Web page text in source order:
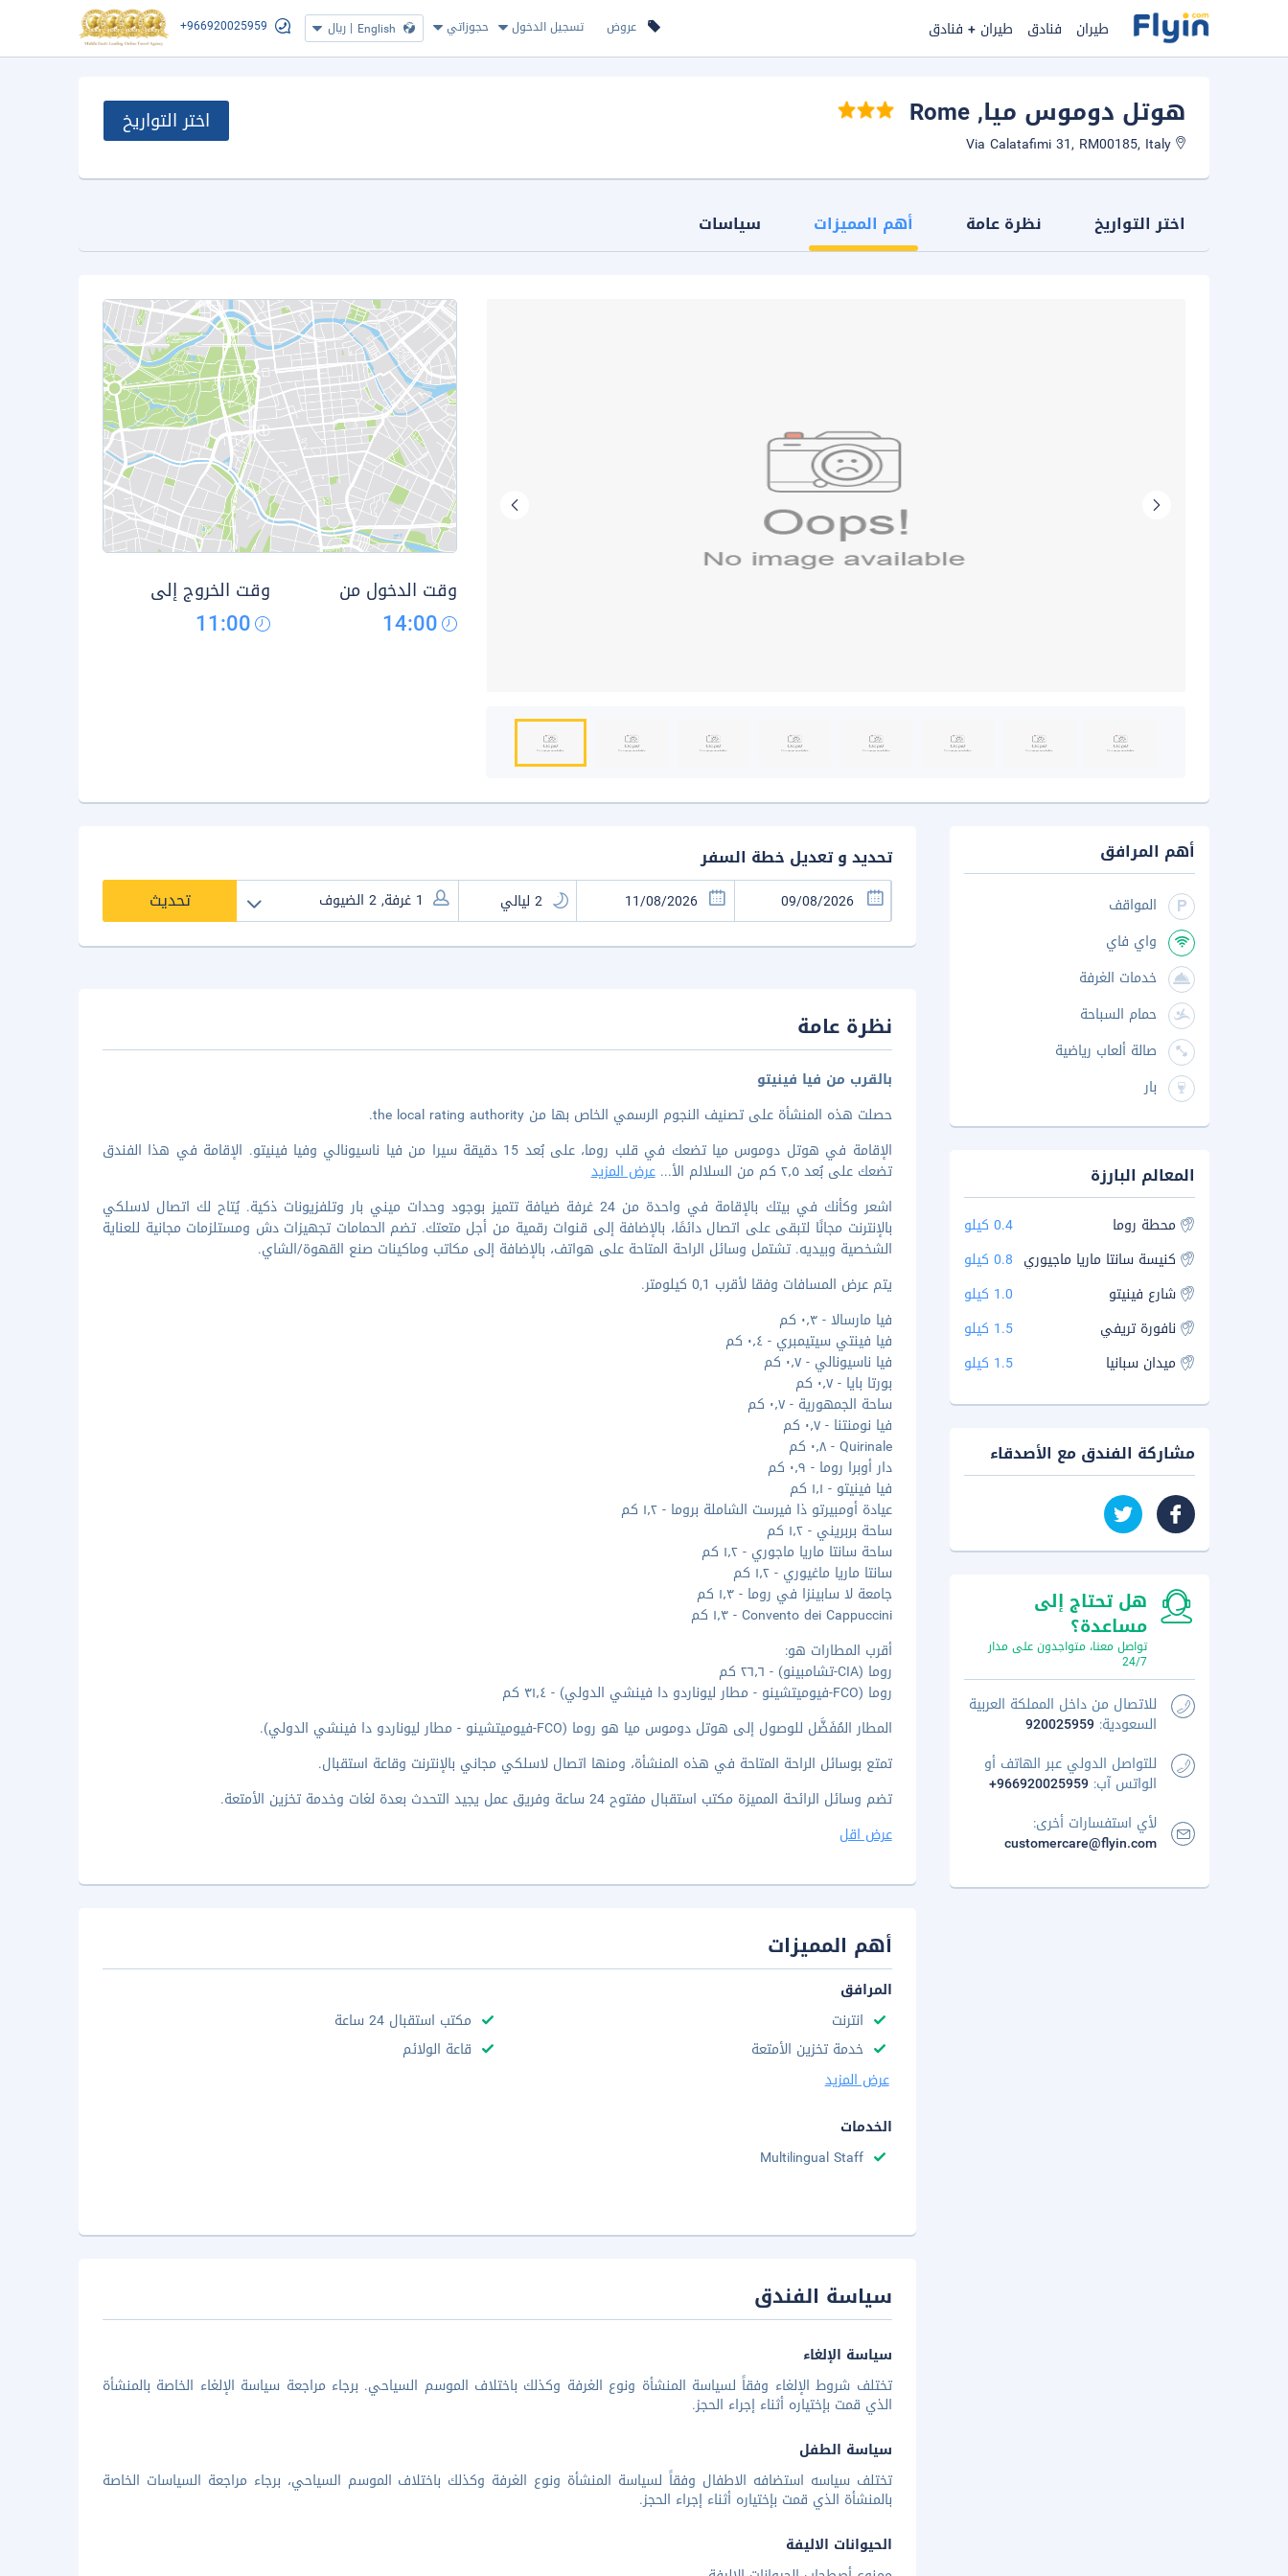
عروض تسجيل الدخول حجوزاتي English
| ريال +966920025959 طيران فنادق طيران + فنادق
هوتل دوموس ميا, Rome اختر التواريخ
اختر التواريخ نظرة عامة أهم المميزات سياسات
وقت الدخول من
14:00
وقت الخروج إلى
11:00
تحديد و تعديل خطة السفر
تحديث
نظرة عامة
بالقرب من فيا فينيتو
حصلت هذه المنشأة على تصنيف النجوم الرسمي الخاص بها من the local rating authority.
الإقامة في هوتل دوموس ميا تضعك في قلب روما، على بُعد 15 دقيقة سيرا من فيا ناسيونالي وفيا فينيتو. الإقامة في هذا الفندق
تضعك على بُعد ٢٫٥ كم من السلالم الأ
...عرض المزيد
اشعر وكأنك في بيتك بالإقامة في واحدة من 24 غرفة ضيافة تتميز بوجود وحدات ميني بار وتلفزيونات ذكية. يُتاح لك اتصال لاسلكي
بالإنترنت مجانًا لتبقى على اتصال دائمًا، بالإضافة إلى قنوات رقمية من أجل متعتك. تضم الحمامات تجهيزات دش ومستلزمات مجانية للعناية
الشخصية وبيديه. تشتمل وسائل الراحة المتاحة على هواتف، بالإضافة إلى مكاتب وماكينات صنع القهوة/الشاي.
يتم عرض المسافات وفقا لأقرب 0,1 كيلومتر.
فيا مارسالا - ٠٫٣ كم
فيا فينتي سيتيمبري - ٠٫٤ كم
فيا ناسيونالي - ٠٫٧ كم
بورتا بايا - ٠٫٧ كم
ساحة الجمهورية - ٠٫٧ كم
فيا نومنتنا - ٠٫٧ كم
Quirinale - ٠٫٨ كم
دار أوبرا روما - ٠٫٩ كم
فيا فينيتو - ١٫١ كم
عيادة أومبيرتو ذا فيرست الشاملة بروما - ١٫٢ كم
ساحة بربريني - ١٫٢ كم
ساحة سانتا ماريا ماجوري - ١٫٢ كم
سانتا ماريا ماغيوري - ١٫٢ كم
جامعة لا سابينزا في روما - ١٫٣ كم
Convento dei Cappuccini - ١٫٣ كم
أقرب المطارات هو:
روما (CIA-تشامبينو) - ٢٦٫٦ كم
روما (FCO-فيوميتشينو - مطار ليوناردو دا فينشي الدولي) - ٣١٫٤ كم
المطار المُفَضَّل للوصول إلى هوتل دوموس ميا هو روما (FCO-فيوميتشينو - مطار ليوناردو دا فينشي الدولي).
تمتع بوسائل الراحة المتاحة في هذه المنشأة، ومنها اتصال لاسلكي مجاني بالإنترنت وقاعة استقبال.
تضم وسائل الرائحة المميزة مكتب استقبال مفتوح 24 ساعة وفريق عمل يجيد التحدث بعدة لغات وخدمة تخزين الأمتعة.
عرض اقل
أهم المميزات
المرافق
انترنت
مكتب استقبال 24 ساعة
خدمة تخزين الأمتعة
قاعة الولائم
عرض المزيد
الخدمات
Multilingual Staff
سياسة الفندق
سياسة الإلغاء
تختلف شروط الإلغاء وفقاً لسياسة المنشأة ونوع الغرفة وكذلك باختلاف الموسم السياحي. برجاء مراجعة سياسة الإلغاء الخاصة بالمنشأة
الذي قمت بإختياره أثناء إجراء الحجز.
سياسة الطفل
تختلف سياسه استضافه الاطفال وفقاً لسياسة المنشأة ونوع الغرفة وكذلك باختلاف الموسم السياحي، برجاء مراجعة السياسات الخاصة
بالمنشأة الذي قمت بإختياره أثناء إجراء الحجز.
الحيوانات الاليفة
أهم المرافق
المواقف
واي فاي
خدمات الغرفة
حمام السباحة
صالة ألعاب رياضية
بار
المعالم البارزة
محطة روما
0.4 كيلو
كنيسة سانتا ماريا ماجيوري 0.8 كيلو
شارع فينيتو
1.0 كيلو
نافورة تريفي
1.5 كيلو
ميدان سبانيا
1.5 كيلو
مشاركة الفندق مع الأصدقاء
هل تحتاج إلى
مساعدة؟
تواصل معنا، متواجدون على مدار
24/7
للاتصال من داخل المملكة العربية
السعودية: 920025959
للتواصل الدولي عبر الهاتف أو
الواتس آب: +966920025959
لأي استفسارات أخرى:
customercare@flyin.com